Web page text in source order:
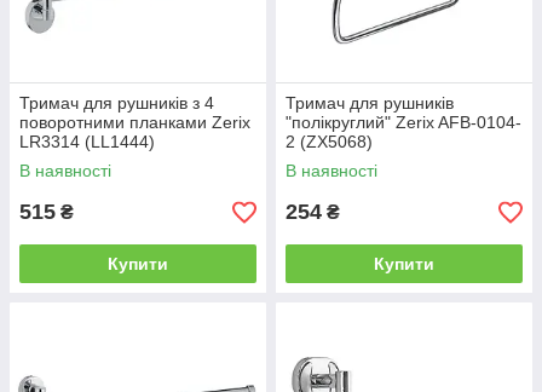
Тримач для рушників з 4
поворотними планками Zerix
LR3314 (LL1444)
В наявності
515 ₴
Купити
Тримач для рушників
"полікруглий" Zerix AFB-0104-
2 (ZX5068)
В наявності
254 ₴
Купити